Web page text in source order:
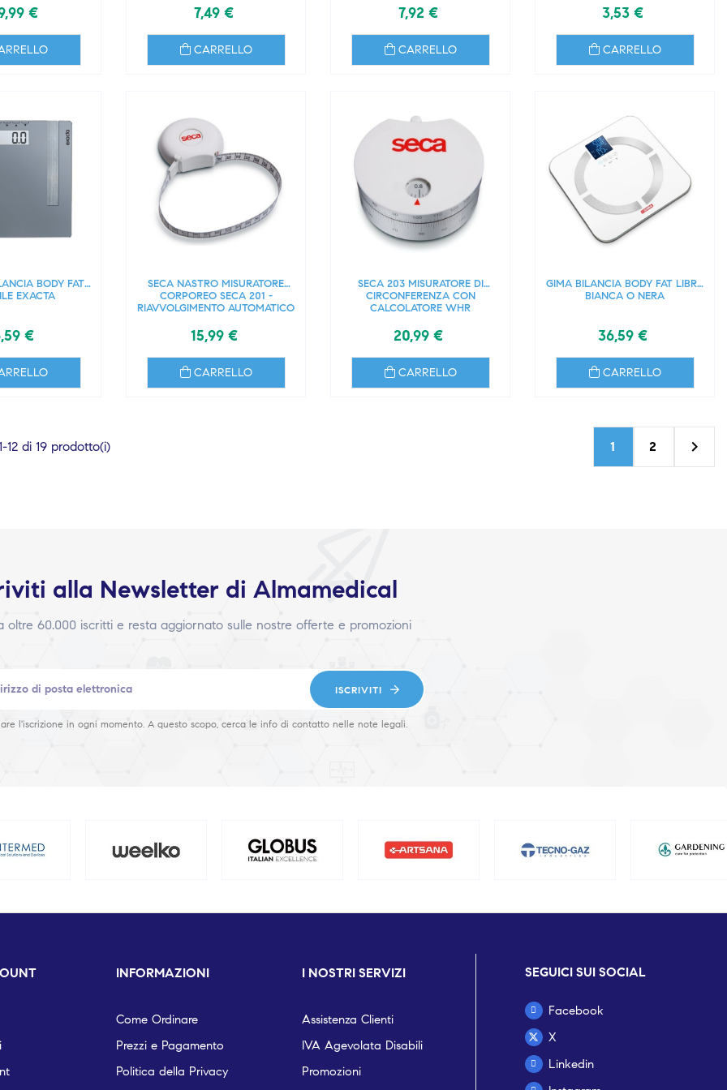
€ 7,49 €
CARRELLO
7,92 €
CARRELLO
3,53 €
CARRELLO
BODY FAT
EXACTA
€
SECA NASTRO MISURATORE
CORPOREO SECA 201 -
RIAVVOLGIMENTO AUTOMATICO
15,99 €
CARRELLO
SECA 203 MISURATORE DI
CIRCONFERENZA CON
CALCOLATORE WHR
20,99 €
CARRELLO
GIMA BILANCIA BODY FAT LIBRA
BIANCA O NERA
36,59 €
CARRELLO
12 di 19 prodotto(i) 1 2 
alla Newsletter di Almamedical
oltre 60.000 iscritti e resta aggiornato sulle nostre offerte e promozioni
ISCRIVITI
l'iscrizione in ogni momento. A questo scopo, cerca le info di contatto nelle note legali.
INFORMAZIONI
Come Ordinare
Prezzi e Pagamento
Politica della Privacy
I NOSTRI SERVIZI
Assistenza Clienti
IVA Agevolata Disabili
Promozioni
SEGUICI SUI SOCIAL
Facebook
X
Linkedin